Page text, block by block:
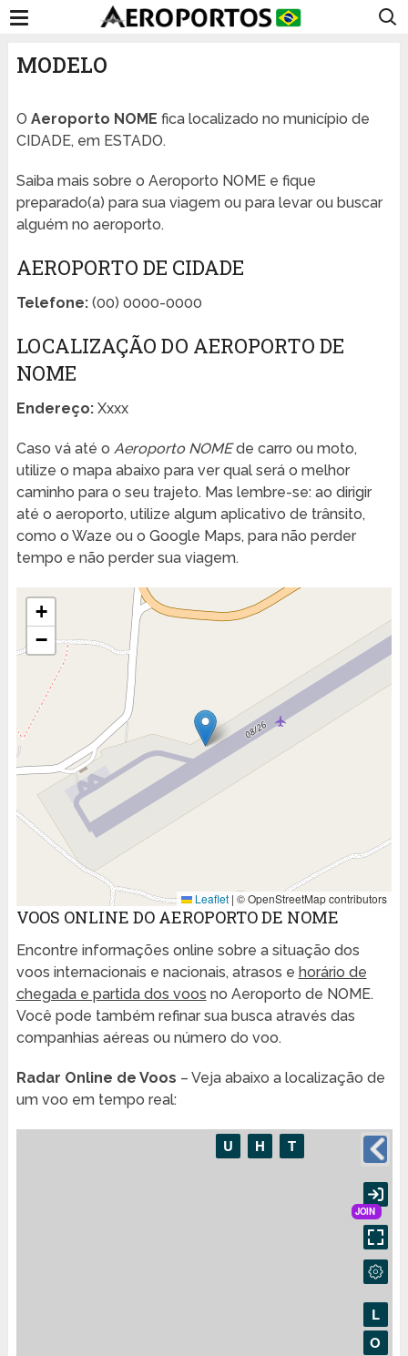
MODELO
O Aeroporto NOME fica localizado no município de
CIDADE, em ESTADO.
Saiba mais sobre o Aeroporto NOME e fique
preparado(a) para sua viagem ou para levar ou buscar
alguém no aeroporto.
AEROPORTO DE CIDADE
Telefone:(00) 0000-0000
LOCALIZAÇÃO DO AEROPORTO DE
NOME
Endereço:Xxxx
Caso vá até o Aeroporto NOMEde carro ou moto,
utilize o mapa abaixo para ver qual será o melhor
caminho para o seu trajeto. Mas lembre-se: ao dirigir
até o aeroporto, utilize algum aplicativo de trânsito,
como o Waze ou o Google Maps, para não perder
tempo e não perder sua viagem.
+
−
Leaflet | © OpenStreetMap contributors
VOOS ONLINE DO AEROPORTO DE NOME
Encontre informações online sobre a situação dos
voos internacionais e nacionais, atrasos e horário de
chegada e partida dos voos no Aeroporto de NOME.
Você pode também refinar sua busca através das
companhias aéreas ou número do voo.
Radar Online de Voos – Veja abaixo a localização de
um voo em tempo real: